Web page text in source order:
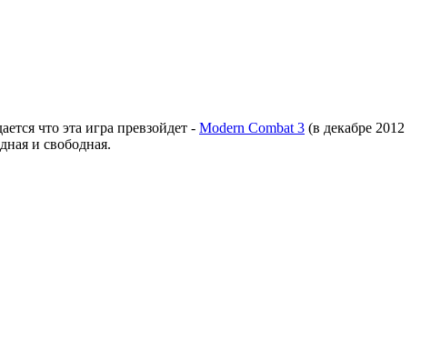
что эта игра превзойдет - Modern Combat 3 (в декабре 2012
и свободная.